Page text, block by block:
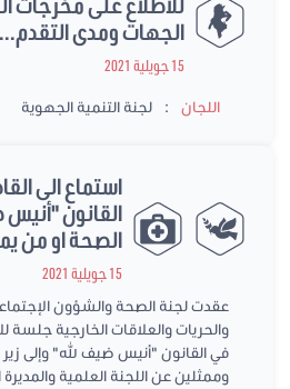
الجهات ومدى التقدم...
15 جويلية 2021
اللجان : لجنة التنمية الجهوية
استماع الى
القانون "أنيس
الصحة او من
15 جويلية 2021
عقدت لجنة الصحة والشؤون
والحريات والعلاقات الخارجية جلسة
في القانون "أنيس ضيف الله" وإلى
وممثلين عن اللجنة العلمية